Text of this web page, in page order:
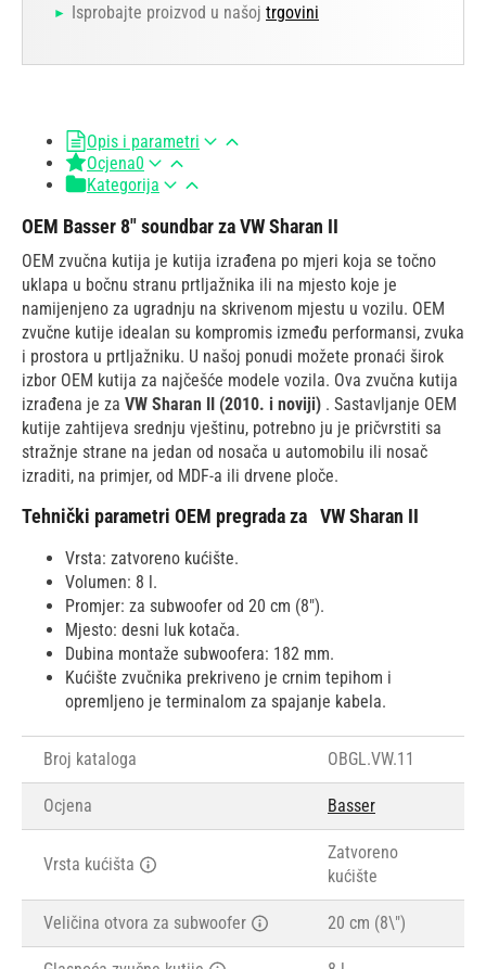
Isprobajte proizvod u našoj trgovini
Opis i parametri
Ocjena0
Kategorija
OEM Basser 8" soundbar za VW Sharan II
OEM zvučna kutija je kutija izrađena po mjeri koja se točno
uklapa u bočnu stranu prtljažnika ili na mjesto koje je
namijenjeno za ugradnju na skrivenom mjestu u vozilu. OEM
zvučne kutije idealan su kompromis između performansi, zvuka
i prostora u prtljažniku. U našoj ponudi možete pronaći širok
izbor OEM kutija za najčešće modele vozila. Ova zvučna kutija
izrađena je za VW Sharan II (2010. i noviji) . Sastavljanje OEM
kutije zahtijeva srednju vještinu, potrebno ju je pričvrstiti sa
stražnje strane na jedan od nosača u automobilu ili nosač
izraditi, na primjer, od MDF-a ili drvene ploče.
Tehnički parametri OEM pregrada za VW Sharan II
Vrsta: zatvoreno kućište.
Volumen: 8 l.
Promjer: za subwoofer od 20 cm (8").
Mjesto: desni luk kotača.
Dubina montaže subwoofera: 182 mm.
Kućište zvučnika prekriveno je crnim tepihom i
opremljeno je terminalom za spajanje kabela.
Broj kataloga OBGL.VW.11
Ocjena Basser
Vrsta kućišta
Zatvoreno
kućište
Veličina otvora za subwoofer 20 cm (8\")